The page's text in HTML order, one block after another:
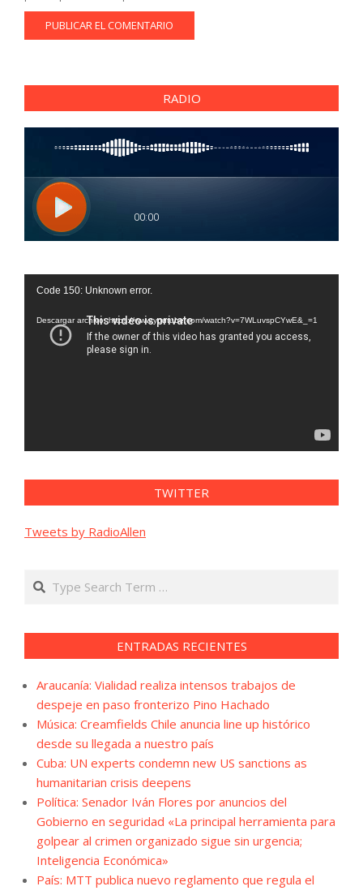
RADIO
Reproductor
vídeo
Code 150: Unknown error.
Descargar archivo: https://www.youtube.com/watch?v=7WLuvspCYwE&_=1
TWITTER
Tweets by RadioAllen
Search
ENTRADAS RECIENTES
Araucanía: Vialidad realiza intensos trabajos de
despeje en paso fronterizo Pino Hachado
Música: Creamfields Chile anuncia line up histórico
desde su llegada a nuestro país
Cuba: UN experts condemn new US sanctions as
humanitarian crisis deepens
Política: Senador Iván Flores por anuncios del
Gobierno en seguridad «La principal herramienta para
golpear al crimen organizado sigue sin urgencia;
Inteligencia Económica»
País: MTT publica nuevo reglamento que regula el